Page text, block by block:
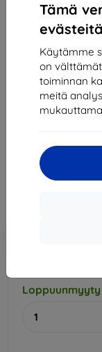
Tämä
Käytämme
on
toiminnan
meitä
Spigen Neo
OnePlus 12
23,89 €
21,50 €
Loppuunmyyty